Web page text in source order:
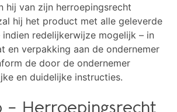
hij van zijn herroepingsrecht
hij het product met alle geleverde
indien redelijkerwijze mogelijk – in
en verpakking aan de ondernemer
de door de ondernemer
en duidelijke instructies.
– Herroepingsrecht